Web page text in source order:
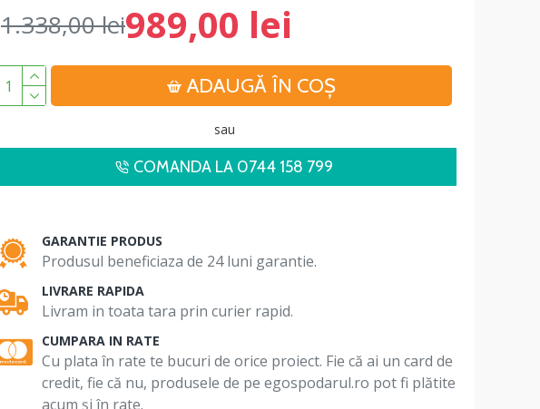
989,00 lei
1.338,00 lei
ADAUGĂ ÎN COŞ
sau
COMANDA LA 0744 158 799
GARANTIE PRODUS
Produsul beneficiaza de 24 luni garantie.
LIVRARE RAPIDA
Livram in toata tara prin curier rapid.
CUMPARA IN RATE
Cu plata în rate te bucuri de orice proiect. Fie că ai un card de
credit, fie că nu, produsele de pe egospodarul.ro pot fi plătite
acum și în rate.